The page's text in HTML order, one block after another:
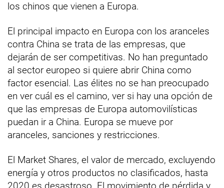
los chinos que vienen a Europa.
El principal impacto en Europa con los aranceles
contra China se trata de las empresas, que
dejarán de ser competitivas. No han preguntado
al sector europeo si quiere abrir China como
factor esencial. Las élites no se han preocupado
en ver cuál es el camino, ver si hay una opción de
que las empresas de Europa automovilísticas
puedan ir a China. Europa se mueve por
aranceles, sanciones y restricciones.
El Market Shares, el valor de mercado, excluyendo
energía y otros productos no clasificados, hasta